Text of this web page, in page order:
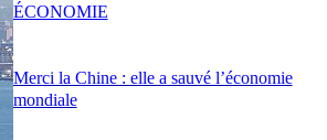
Merci la Chine : elle a sauvé l’économie
mondiale
ÉCONOMIE